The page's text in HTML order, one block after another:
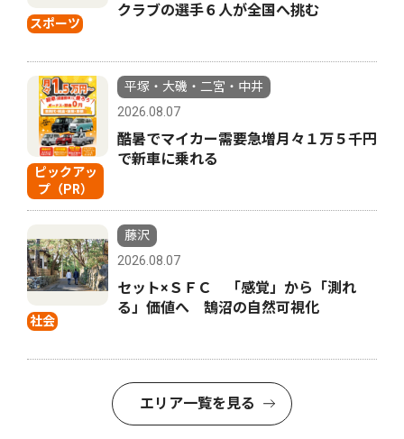
スポーツ
クラブの選手６人が全国へ挑む
ピックアッ
プ（PR）
平塚・大磯・二宮・中井
2026.08.07
酷暑でマイカー需要急増月々１万５千円
で新車に乗れる
社会
藤沢
2026.08.07
セット×ＳＦＣ 「感覚」から「測れ
る」価値へ 鵠沼の自然可視化
エリア一覧を見る